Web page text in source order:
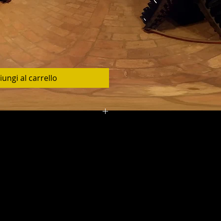
al carrello
Consegna idicativa entro 3